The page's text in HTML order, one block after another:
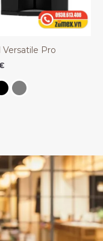
Versatile Pro